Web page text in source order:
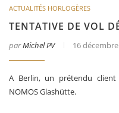
ACTUALITÉS HORLOGÈRES
TENTATIVE DE VOL
parMichel PV 16 décembre
A Berlin, un prétendu
NOMOS Glashütte.